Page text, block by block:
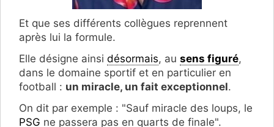
Et que ses différents collègues reprennent
après lui la formule.
Elle désigne ainsi désormais, au sens figuré,
dans le domaine sportif et en particulier en
football : un miracle, un fait exceptionnel.
On dit par exemple : "Sauf miracle des loups, le
PSG ne passera pas en quarts de finale".